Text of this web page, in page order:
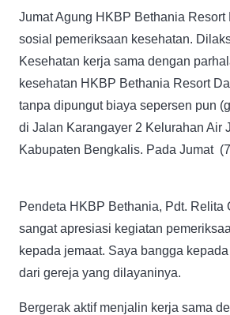
Jumat Agung HKBP Bethania Resort
sosial pemeriksaan kesehatan.
Kesehatan kerja sama dengan
kesehatan HKBP Bethania Resort
tanpa dipungut biaya sepersen pun
di Jalan Karangayer 2 Kelurahan Air
Kabupaten Bengkalis. Pada Jumat
Pendeta HKBP Bethania, Pdt. Relita
sangat apresiasi kegiatan
kepada jemaat. Saya bangga
dari gereja yang dilayaninya.
Bergerak aktif menjalin kerja sama